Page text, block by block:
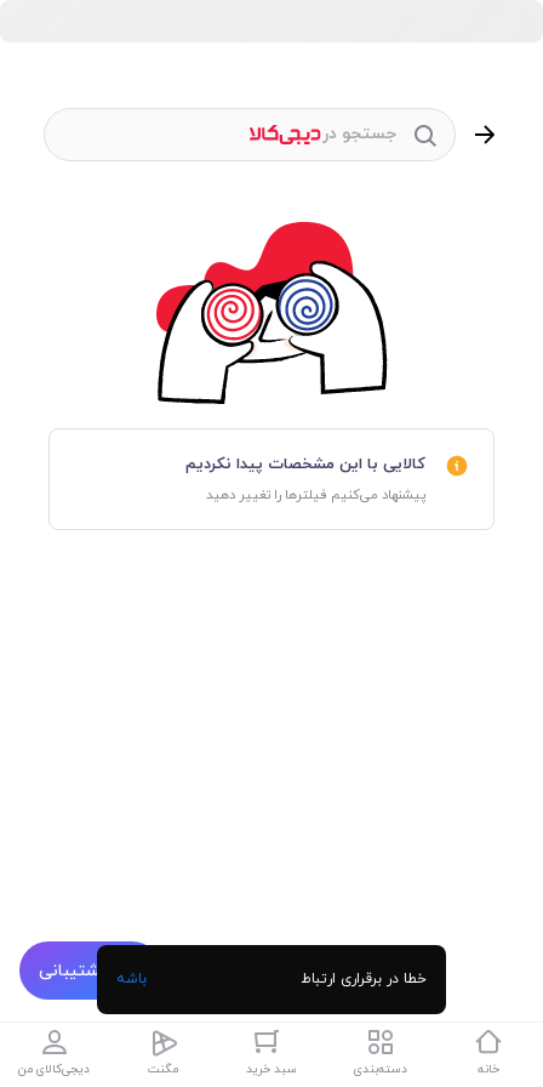
پشتیبانی
جستجو در
کالایی با این مشخصات پیدا نکردیم
پیشنهاد می‌کنیم فیلترها را تغییر دهید
خانه دسته‌بندی سبد خرید مگنت دیجی‌کالای من
خطا در برقراری ارتباط باشه